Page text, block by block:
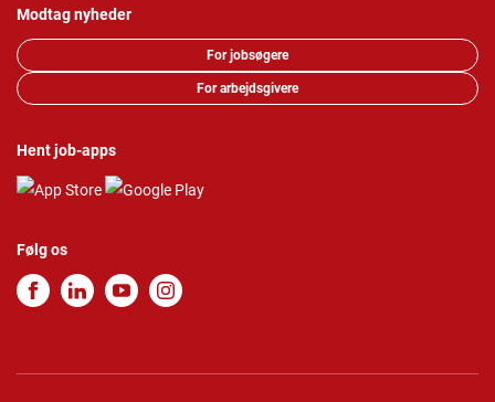
Modtag nyheder
For jobsøgere
For arbejdsgivere
Hent job-apps
Følg os